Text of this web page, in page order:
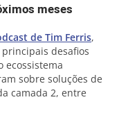
meses
de Tim Ferris,
desafios
ecossistema
sobre soluções de
camada 2, entre